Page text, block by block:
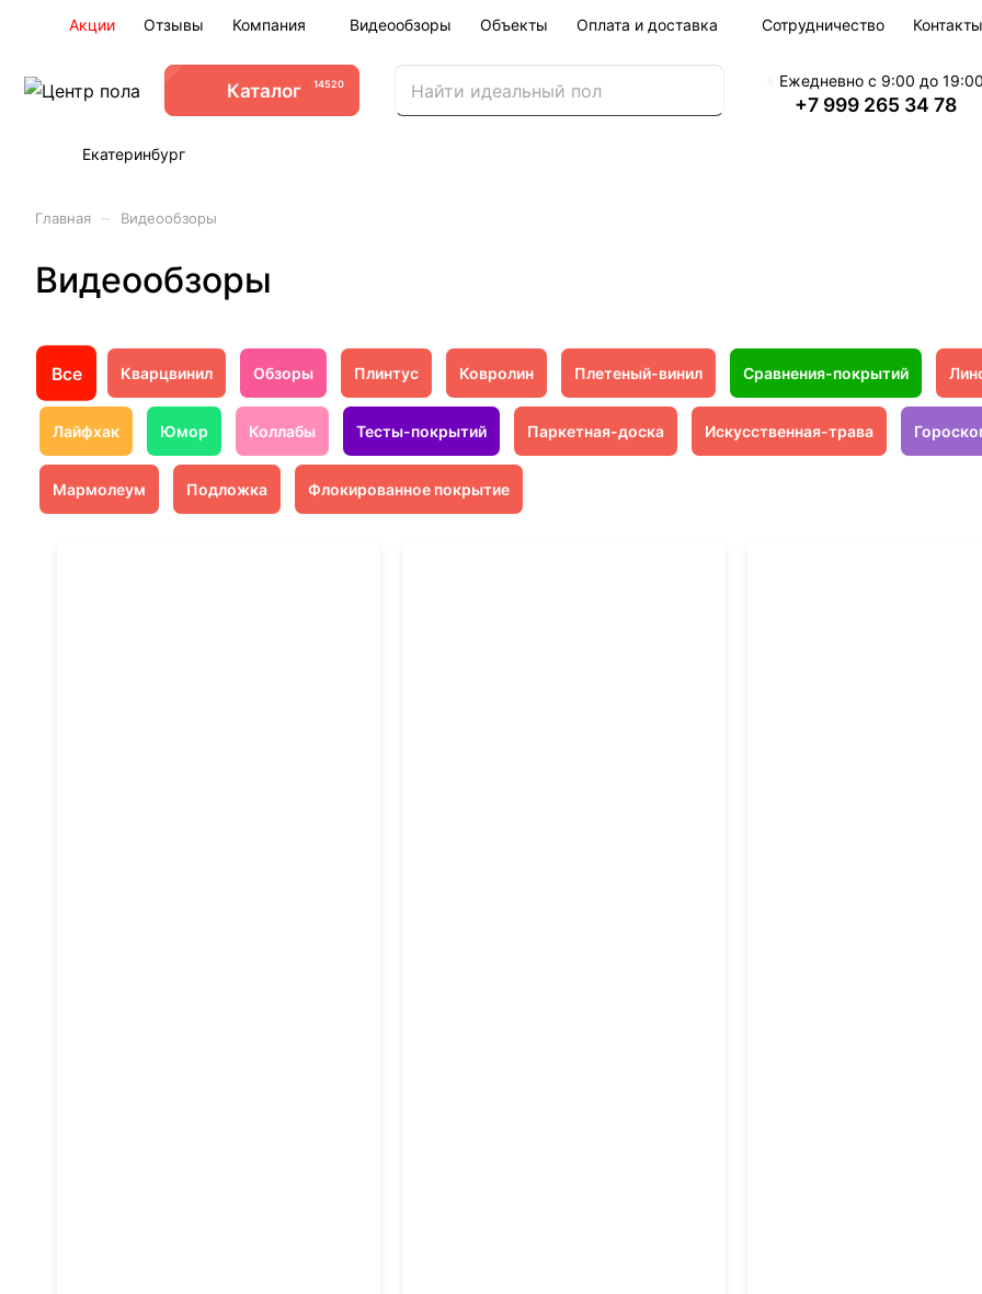
Акции Отзывы Компания Видеообзоры Объекты Оплата и доставка Сотрудничество Контакты
14520
Каталог Ежедневно с 9:00 до
+7 999 265 34 78
Екатеринбург
Главная Видеообзоры
Видеообзоры
Все Кварцвинил Обзоры Плинтус Ковролин Плетеный-винил Сравнения-покрытий
Лайфхак Юмор Коллабы Тесты-покрытий Паркетная-доска Искусственная-трава
Мармолеум Подложка Флокированное покрытие